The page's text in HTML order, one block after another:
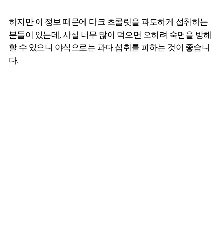
하지만 이 정보 때문에 다크 초콜릿을 과도하게 섭취하는
분들이 있는데, 사실 너무 많이 먹으면 오히려 숙면을 방해
할 수 있으니 야식으로는 과다 섭취를 피하는 것이 좋습니
다.